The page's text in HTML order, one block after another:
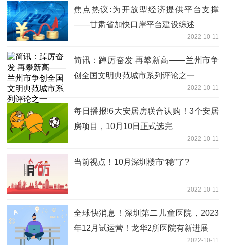
焦点热议:为开放型经济提供平台支撑
——甘肃省加快口岸平台建设综述
2022-10-11
简讯：踔厉奋发 再攀新高——兰州市争
创全国文明典范城市系列评论之一
2022-10-11
每日播报!6大安居房联合认购！3个安居
房项目，10月10日正式选完
2022-10-11
当前视点！10月深圳楼市“稳”了?
2022-10-11
全球快消息！深圳第二儿童医院，2023
年12月试运营！龙华2所医院有新进展
2022-10-11